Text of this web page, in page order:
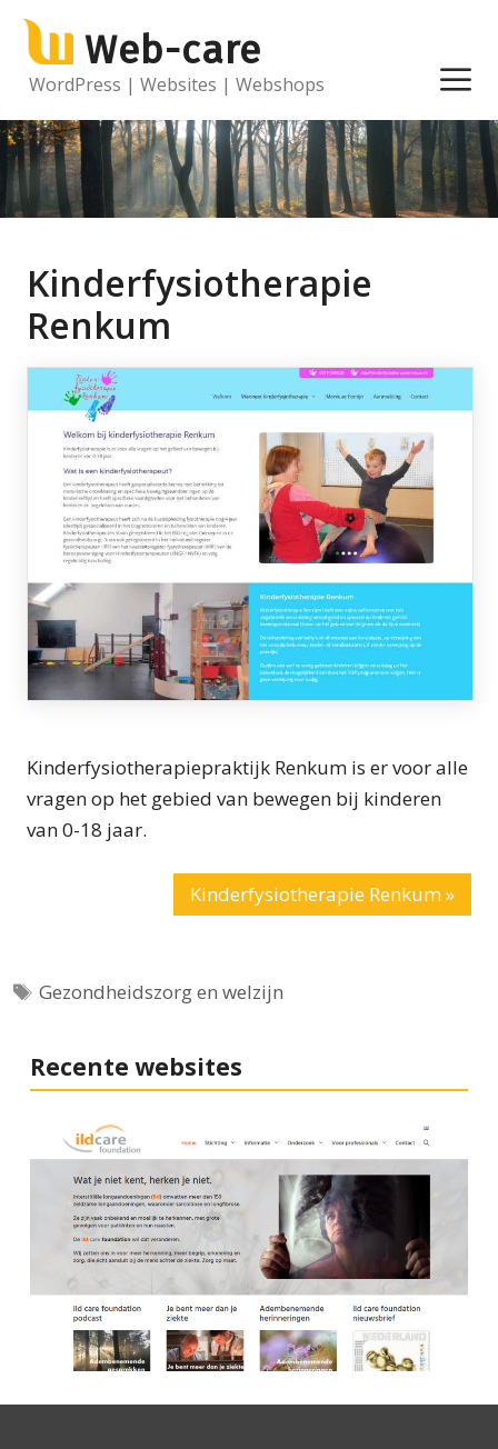
Ga
naar
Web-care
WordPress | Websites | Webshops
Kinderfysiotherapie
Renkum
Kinderfysiotherapiepraktijk Renkum is er voor alle
vragen op het gebied van bewegen bij kinderen
van 0-18 jaar.
Kinderfysiotherapie Renkum »
Tags
Gezondheidszorg en welzijn
Recente websites